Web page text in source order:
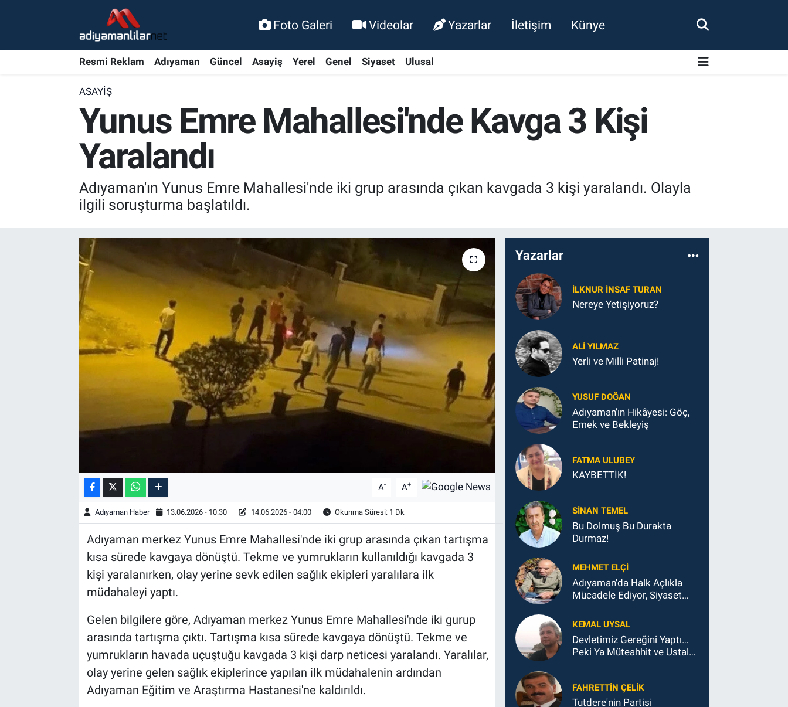
Foto Galeri Videolar Yazarlar İletişim Künye
Resmi Reklam Adıyaman Güncel Asayiş Yerel Genel Siyaset Ulusal
ASAYIŞ
Yunus Emre Mahallesi'nde Kavga 3 Kişi
Yaralandı
Adıyaman'ın Yunus Emre Mahallesi'nde iki grup arasında çıkan kavgada 3 kişi yaralandı. Olayla
ilgili soruşturma başlatıldı.
A- A+
Adıyaman Haber 13.06.2026 - 10:30 14.06.2026 - 04:00 Okunma Süresi: 1 Dk
Adıyaman merkez Yunus Emre Mahallesi'nde iki grup arasında çıkan tartışma
kısa sürede kavgaya dönüştü. Tekme ve yumrukların kullanıldığı kavgada 3
kişi yaralanırken, olay yerine sevk edilen sağlık ekipleri yaralılara ilk
müdahaleyi yaptı.
Gelen bilgilere göre, Adıyaman merkez Yunus Emre Mahallesi'nde iki gurup
arasında tartışma çıktı. Tartışma kısa sürede kavgaya dönüştü. Tekme ve
yumrukların havada uçuştuğu kavgada 3 kişi darp neticesi yaralandı. Yaralılar,
olay yerine gelen sağlık ekiplerince yapılan ilk müdahalenin ardından
Adıyaman Eğitim ve Araştırma Hastanesi'ne kaldırıldı.
Yazarlar
İLKNUR İNSAF TURAN
Nereye Yetişiyoruz?
ALI YILMAZ
Yerli ve Milli Patinaj!
YUSUF DOĞAN
Adıyaman'ın Hikâyesi: Göç,
Emek ve Bekleyiş
FATMA ULUBEY
KAYBETTİK!
SINAN TEMEL
Bu Dolmuş Bu Durakta
Durmaz!
MEHMET ELÇI
Adıyaman'da Halk Açlıkla
Mücadele Ediyor, Siyaset
KEMAL UYSAL
Devletimiz Gereğini Yaptı…
Peki Ya Müteahhit ve Ustalar
FAHRETTIN ÇELİK
Tutdere'nin Partisi
Bölge Haberleri
Özel Haber
Kültür Sanat
Şambayat Haber
Nöbetçi Eczaneler
Trafik Durumu
Süper Lig Puan Durumu ve Fikstür
Tüm Manşetler
Haber Arşivi